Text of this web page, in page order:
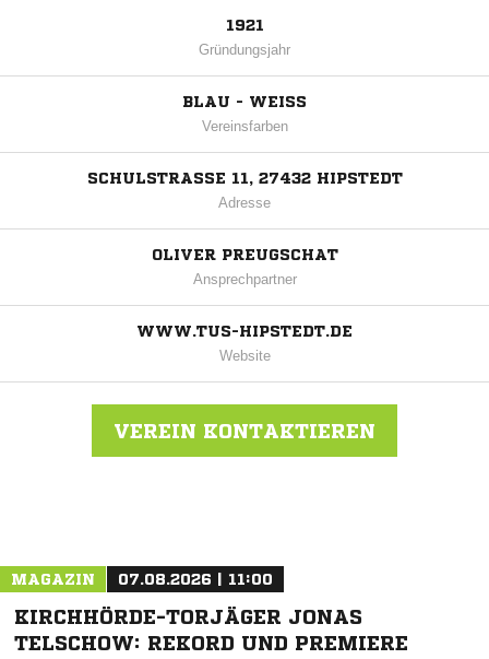
1921
Gründungsjahr
BLAU - WEISS
Vereinsfarben
SCHULSTRASSE 11, 27432 HIPSTEDT
Adresse
OLIVER PREUGSCHAT
Ansprechpartner
WWW.TUS-HIPSTEDT.DE
Website
VEREIN KONTAKTIEREN
MAGAZIN 07.08.2026 | 11:00
KIRCHHÖRDE-TORJÄGER JONAS
TELSCHOW: REKORD UND PREMIERE